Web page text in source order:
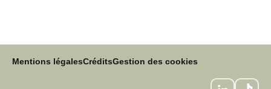
Mentions légalesCréditsGestion des cookies